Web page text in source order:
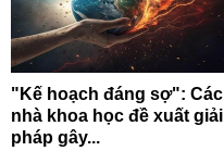
"Kế hoạch đáng sợ": Các
nhà khoa học đề xuất giải
pháp gây...